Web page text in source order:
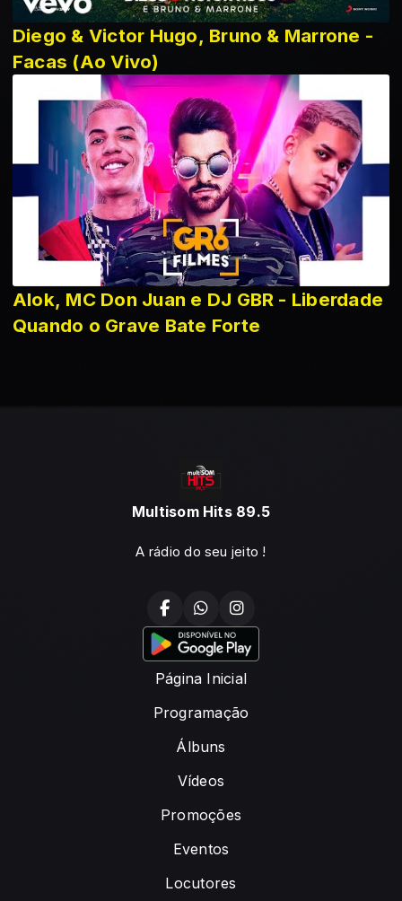
Diego & Victor Hugo, Bruno & Marrone -
Facas (Ao Vivo)
Alok, MC Don Juan e DJ GBR - Liberdade
Quando o Grave Bate Forte
Multisom Hits 89.5
A rádio do seu jeito !
Página Inicial
Programação
Álbuns
Vídeos
Promoções
Eventos
Locutores